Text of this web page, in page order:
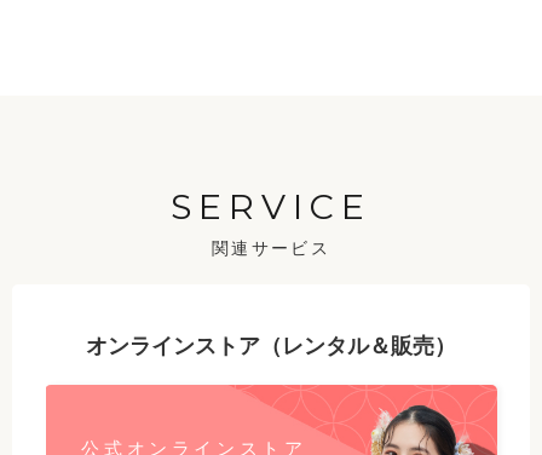
SERVICE
関連サービス
オンラインストア（レンタル＆販売）
公式オンラインストア